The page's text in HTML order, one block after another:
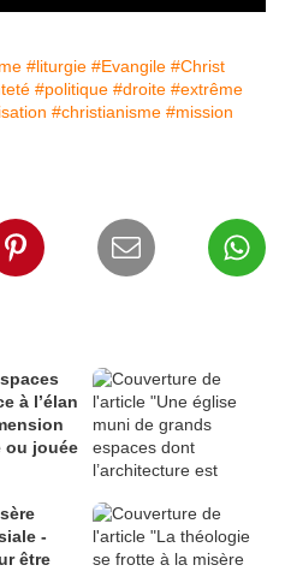
#liturgie #Evangile #Christ
#politique #droite #extrême
#christianisme #mission
à l’élan
ou jouée
-
être